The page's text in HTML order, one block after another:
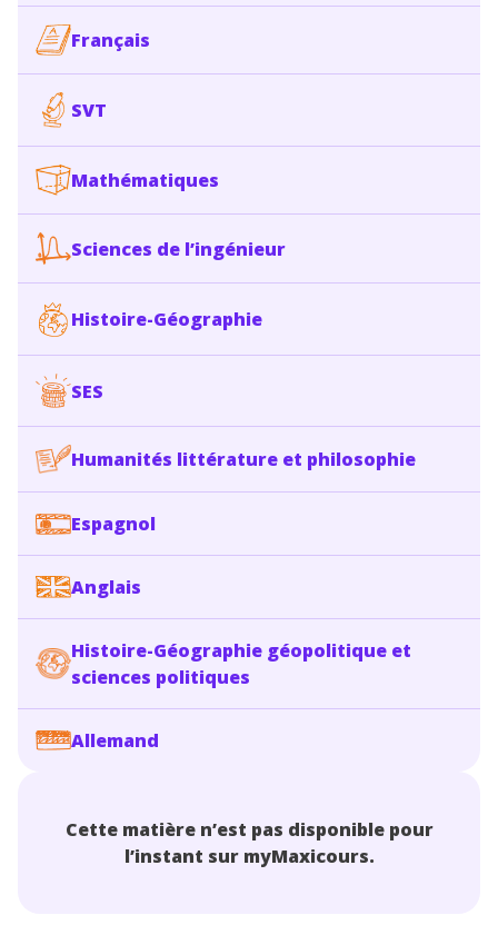
Français
SVT
Mathématiques
Sciences de l’ingénieur
Histoire-Géographie
SES
Humanités littérature et philosophie
Espagnol
Anglais
Histoire-Géographie géopolitique et
sciences politiques
Allemand
Cette matière n’est pas disponible pour
l’instant sur myMaxicours.